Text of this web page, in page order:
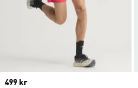
Price
499 kr